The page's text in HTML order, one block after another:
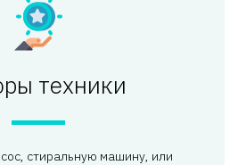
техники
стиральную машину, или